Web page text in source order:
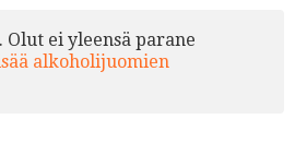
Olut ei yleensä parane
alkoholijuomien